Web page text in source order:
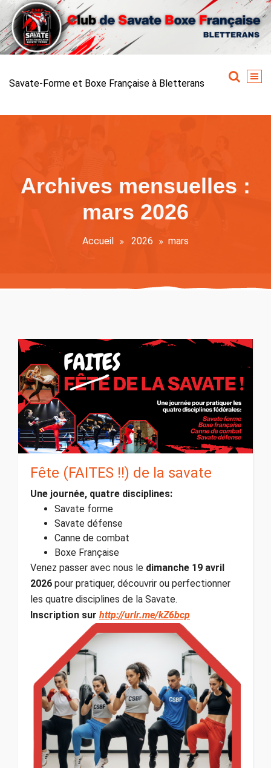
Aller
au
contenu
Savate-Forme et Boxe Française à Bletterans
Archives mensuelles :
mars 2026
Accueil 2026 mars
Fête (FAITES !!) de la savate
Une journée, quatre disciplines:
Savate forme
Savate défense
Canne de combat
Boxe Française
Venez passer avec nous le dimanche 19 avril
2026 pour pratiquer, découvrir ou perfectionner
les quatre disciplines de la Savate.
Inscription sur http://urlr.me/kZ6bcp